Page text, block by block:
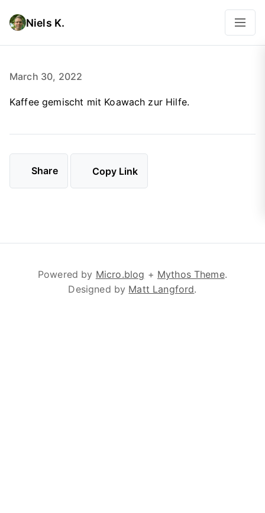
Niels K.
March 30, 2022
Kaffee gemischt mit Koawach zur Hilfe.
Share Copy Link
Powered by Micro.blog + Mythos Theme.
Designed by Matt Langford.